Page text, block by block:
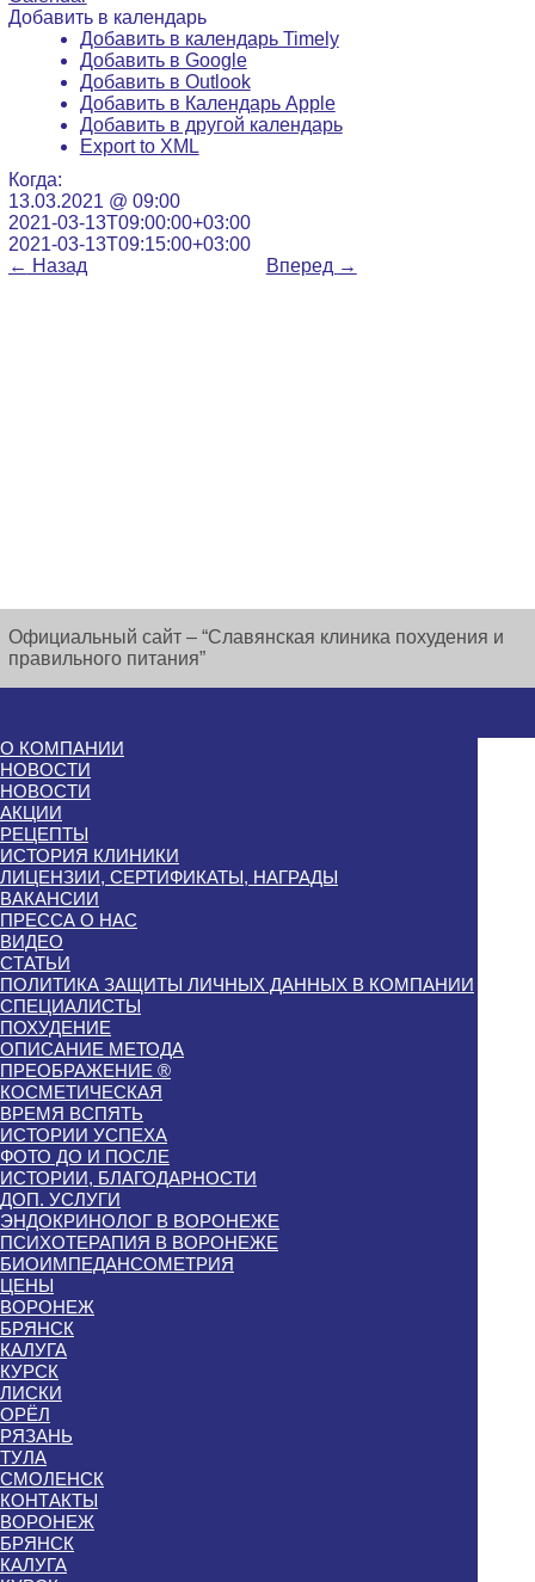
Добавить в календарь
Добавить в календарь Timely
Добавить в Google
Добавить в Outlook
Добавить в Календарь Apple
Добавить в другой календарь
Export to XML
Когда:
13.03.2021 @ 09:00
2021-03-13T09:00:00+03:00
2021-03-13T09:15:00+03:00
← Назад Вперед →
Официальный сайт – “Славянская клиника похудения и
правильного питания”
О КОМПАНИИ
НОВОСТИ
НОВОСТИ
АКЦИИ
РЕЦЕПТЫ
ИСТОРИЯ КЛИНИКИ
ЛИЦЕНЗИИ, СЕРТИФИКАТЫ, НАГРАДЫ
ВАКАНСИИ
ПРЕССА О НАС
ВИДЕО
СТАТЬИ
ПОЛИТИКА ЗАЩИТЫ ЛИЧНЫХ ДАННЫХ В КОМПАНИИ
СПЕЦИАЛИСТЫ
ПОХУДЕНИЕ
ОПИСАНИЕ МЕТОДА
ПРЕОБРАЖЕНИЕ ®
КОСМЕТИЧЕСКАЯ
ВРЕМЯ ВСПЯТЬ
ИСТОРИИ УСПЕХА
ФОТО ДО И ПОСЛЕ
ИСТОРИИ, БЛАГОДАРНОСТИ
ДОП. УСЛУГИ
ЭНДОКРИНОЛОГ В ВОРОНЕЖЕ
ПСИХОТЕРАПИЯ В ВОРОНЕЖЕ
БИОИМПЕДАНСОМЕТРИЯ
ЦЕНЫ
ВОРОНЕЖ
БРЯНСК
КАЛУГА
КУРСК
ЛИСКИ
ОРЁЛ
РЯЗАНЬ
ТУЛА
СМОЛЕНСК
КОНТАКТЫ
ВОРОНЕЖ
БРЯНСК
КАЛУГА